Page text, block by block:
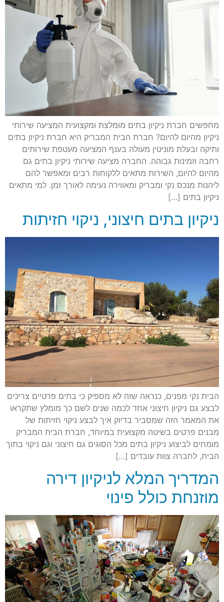
מחפשים חברת ניקיון בתים מומלצת ומקצועית המציעה שירותי
ניקיון מהיום להיום? חברת הבית המבריק היא חברת ניקיון בתים
ותיקה ובעלת מוניטין מעולה בענף המציעה מעטפת שירותים
רחבה וזמינות גבוהה. החברה מציעה שירותי ניקיון בתים גם
מהיום להיום, השירות מתאים ללקוחות רבים ומאפשר להם
ליהנות מנכס נקי ומבריק ומאווירה נעימה לאורך זמן. למי מתאים
ניקיון בתים […]
ניקיון בתים חיצוני, ניקוי חזיתות
הבית נקי מפנים, כנראה שזה לא מספיק כי בתים פרטיים צריכים
לבצע גם ניקיון חיצוני אחד לכמה שנים לשם כך מומלץ שתקראו
את המאמר הזה שמסביר בדיוק איך לבצע ניקוי חזיתות של
מבנים פרטים בשיטה מקצועית במיוחד, חברת הבית המבריק
מומחים לביצוע ניקיון בתים מכל הסוגים גם חיצוני וגם ניקוי בתוך
הבית, לחברה צוות עובדים […]
המדריך המלא לניקיון דירה
מוזנחת כולל פינוי